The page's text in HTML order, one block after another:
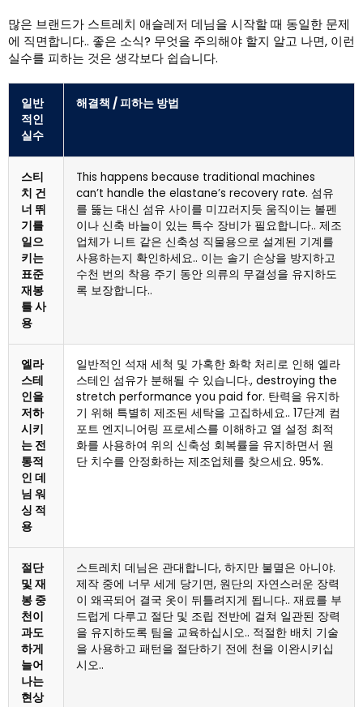
많은 브랜드가 스트레치 애슬레저 데님을 시작할 때 동일한 문제
에 직면합니다.. 좋은 소식? 무엇을 주의해야 할지 알고 나면, 이런
실수를 피하는 것은 생각보다 쉽습니다.
일반
적인
실수
해결책 / 피하는 방법
스티
치 건
너 뛰
기를
일으
키는
표준
재봉
틀 사
용
This happens because traditional machines
can’t handle the elastane’s recovery rate. 섬유
를 뚫는 대신 섬유 사이를 미끄러지듯 움직이는 볼펜
이나 신축 바늘이 있는 특수 장비가 필요합니다.. 제조
업체가 니트 같은 신축성 직물용으로 설계된 기계를
사용하는지 확인하세요.. 이는 솔기 손상을 방지하고
수천 번의 착용 주기 동안 의류의 무결성을 유지하도
록 보장합니다..
엘라
스테
인을
저하
시키
는 전
통적
인 데
님 워
싱 적
용
일반적인 석재 세척 및 가혹한 화학 처리로 인해 엘라
스테인 섬유가 분해될 수 있습니다., destroying the
stretch performance you paid for. 탄력을 유지하
기 위해 특별히 제조된 세탁을 고집하세요.. 17단계 컴
포트 엔지니어링 프로세스를 이해하고 열 설정 최적
화를 사용하여 위의 신축성 회복률을 유지하면서 원
단 치수를 안정화하는 제조업체를 찾으세요. 95%.
절단
및 재
봉 중
천이
과도
하게
늘어
나는
현상
스트레치 데님은 관대합니다, 하지만 불멸은 아니야.
제작 중에 너무 세게 당기면, 원단의 자연스러운 장력
이 왜곡되어 결국 옷이 뒤틀려지게 됩니다.. 재료를 부
드럽게 다루고 절단 및 조립 전반에 걸쳐 일관된 장력
을 유지하도록 팀을 교육하십시오.. 적절한 배치 기술
을 사용하고 패턴을 절단하기 전에 천을 이완시키십
시오..